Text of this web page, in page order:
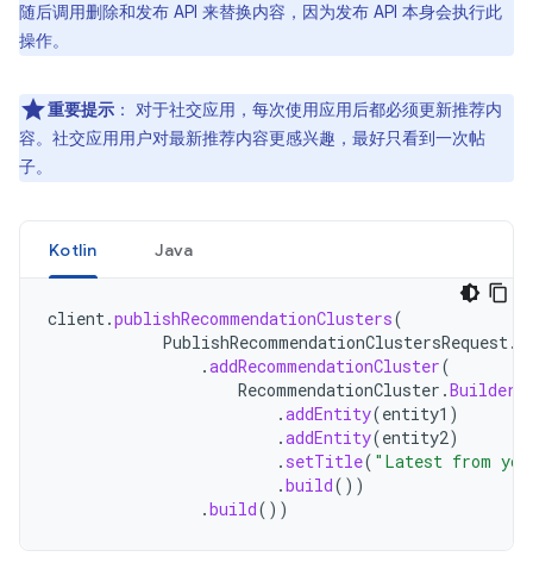
随后调用删除和发布 API 来替换内容，因为发布 API 本身会执行此
操作。
重要提示 ： 对于社交应用，每次使用应用后都必须更新推荐内
容。社交应用用户对最新推荐内容更感兴趣，最好只看到一次帖
子。
Kotlin Java
client.publishRecommendationClusters(
PublishRecommendationClustersRequest.
.addRecommendationCluster(
RecommendationCluster .Builder
.addEntity(entity1 )
.addEntity(entity2)
. setTitle( "Latest from
.build())
.build())